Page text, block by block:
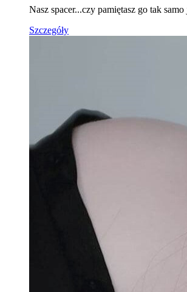
Nasz spacer...czy pamiętasz go tak samo
Szczegóły